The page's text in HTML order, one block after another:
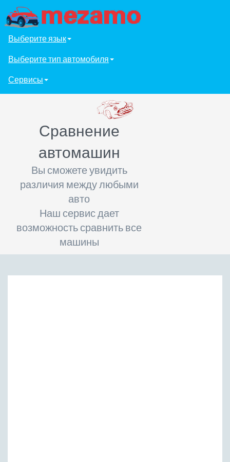
Выберите язык
Выберите тип автомобиля
Сервисы
Сравнение
автомашин
Вы сможете увидить
различия между любыми
авто
Наш сервис дает
возможность сравнить все
машины